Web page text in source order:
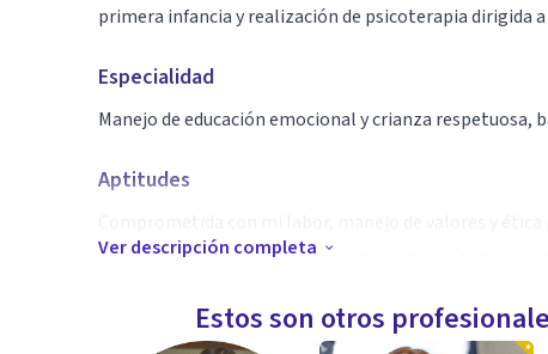
primera infancia y realización de psicoterapia dirigida
Especialidad
Manejo de educación emocional y crianza respetuosa,
Aptitudes
resolución de problemas, comprensión de
Ver descripción completa
Estos son otros